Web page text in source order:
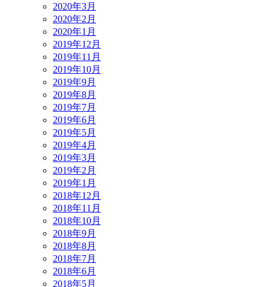
2020年3月
2020年2月
2020年1月
2019年12月
2019年11月
2019年10月
2019年9月
2019年8月
2019年7月
2019年6月
2019年5月
2019年4月
2019年3月
2019年2月
2019年1月
2018年12月
2018年11月
2018年10月
2018年9月
2018年8月
2018年7月
2018年6月
2018年5月